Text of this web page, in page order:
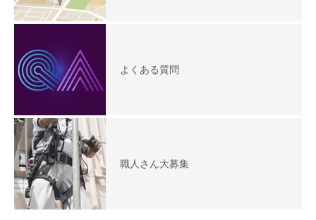
よくある質問
職人さん大募集